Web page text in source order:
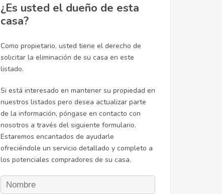
¿Es usted el dueño de esta
casa?
Como propietario, usted tiene el derecho de
solicitar la eliminación de su casa en este
listado.
Si está interesado en mantener su propiedad en
nuestros listados pero desea actualizar parte
de la información, póngase en contacto con
nosotros a través del siguiente formulario.
Estaremos encantados de ayudarle
ofreciéndole un servicio detallado y completo a
los potenciales compradores de su casa.